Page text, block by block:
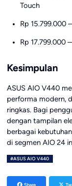
Touch
Rp 15.799.000
Rp 17.799.000
Kesimpulan
ASUS AIO V440
performa modern,
ringkas. Bagi
dengan tampilan
berbagai
di segmen AIO 24
#ASUS AIO V440
Share